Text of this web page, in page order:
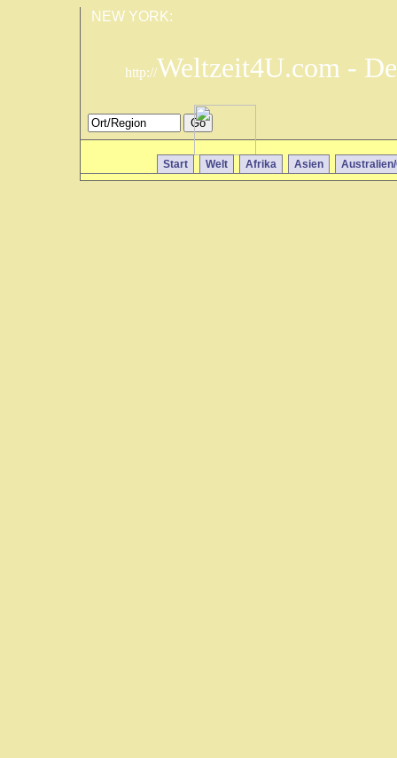
NEW YORK:
http://Weltzeit4U.com -
Start Welt Afrika Asien